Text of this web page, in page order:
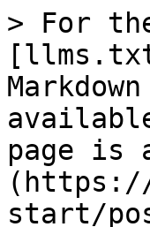
> For
page is
start/